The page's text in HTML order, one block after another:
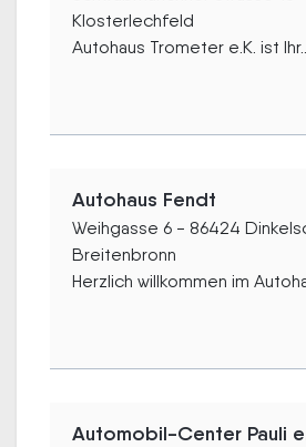
Klosterlechfeld
Autohaus Trometer e.K. ist
Autohaus Fendt
Weihgasse 6 - 86424
Breitenbronn
Herzlich willkommen im
Automobil-Center Pauli